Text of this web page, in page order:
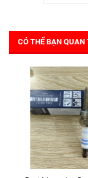
CÓ THỂ BẠN QUAN